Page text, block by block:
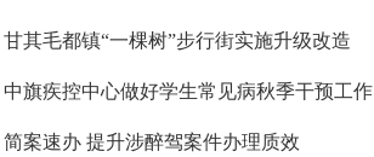
甘其毛都镇“一棵树”步行街实施升级改造
中旗疾控中心做好学生常见病秋季干预工作
简案速办 提升涉醉驾案件办理质效